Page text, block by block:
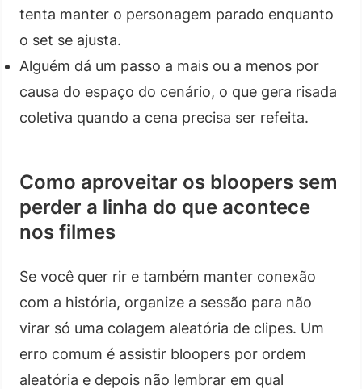
tenta manter o personagem parado enquanto
o set se ajusta.
Alguém dá um passo a mais ou a menos por
causa do espaço do cenário, o que gera risada
coletiva quando a cena precisa ser refeita.
Como aproveitar os bloopers sem
perder a linha do que acontece
nos filmes
Se você quer rir e também manter conexão
com a história, organize a sessão para não
virar só uma colagem aleatória de clipes. Um
erro comum é assistir bloopers por ordem
aleatória e depois não lembrar em qual